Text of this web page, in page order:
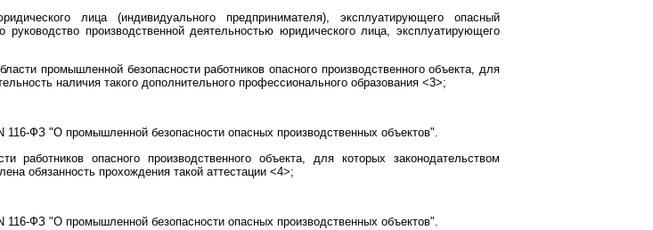
лица (индивидуального предпринимателя), эксплуатирующего опасный
производственной деятельностью юридического лица, эксплуатирующего
промышленной безопасности работников опасного производственного объекта, для
наличия такого дополнительного профессионального образования <3>;
116-ФЗ "О промышленной безопасности опасных производственных объектов".
работников опасного производственного объекта, для которых законодательством
обязанность прохождения такой аттестации <4>;
116-ФЗ "О промышленной безопасности опасных производственных объектов".